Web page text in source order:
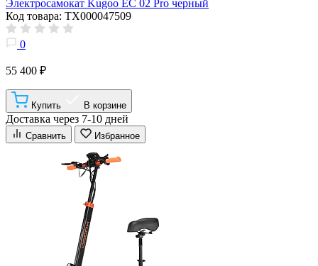
Электросамокат Kugoo EC 02 Pro черный
Код товара: ТХ000047509
0
55 400 ₽
Купить В корзине
Доставка через 7-10 дней
Сравнить Избранное